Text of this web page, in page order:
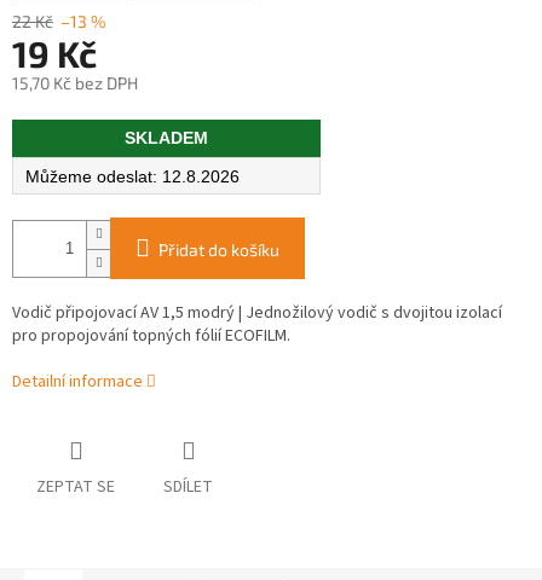
22 Kč –13 %
19 Kč
15,70 Kč bez DPH
Měrná
SKLADEM
12.8.2026
Přidat do košíku
Vodič připojovací AV 1,5 modrý | Jednožilový vodič s dvojitou izolací
pro propojování topných fólií ECOFILM.
Detailní informace
ZEPTAT SE SDÍLET